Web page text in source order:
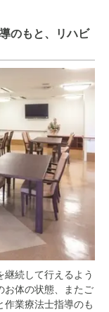
のもと、リハビ
続して行えるよう
お体の状態、またご
業療法士指導のも